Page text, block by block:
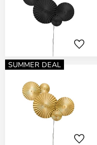
SUMMER DEAL